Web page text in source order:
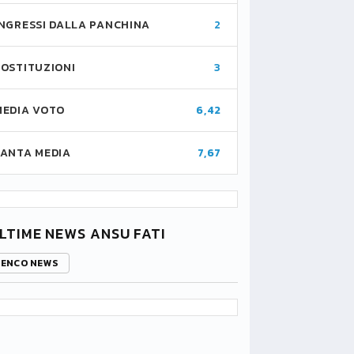
DALLA PANCHINA 2
3
VOTO 6,42
MEDIA 7,67
NEWS ANSU FATI
NEWS